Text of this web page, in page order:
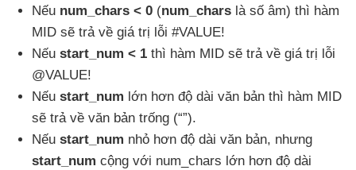
Nếu num_chars < 0 (num_chars là số âm) thì hàm
MID sẽ trả về giá trị lỗi #VALUE!
Nếu start_num < 1 thì hàm MID sẽ trả về giá trị lỗi
@VALUE!
Nếu start_num lớn hơn độ dài văn bản thì hàm MID
sẽ trả về văn bản trống (“”).
Nếu start_num nhỏ hơn độ dài văn bản, nhưng
start_num cộng với num_chars lớn hơn độ dài